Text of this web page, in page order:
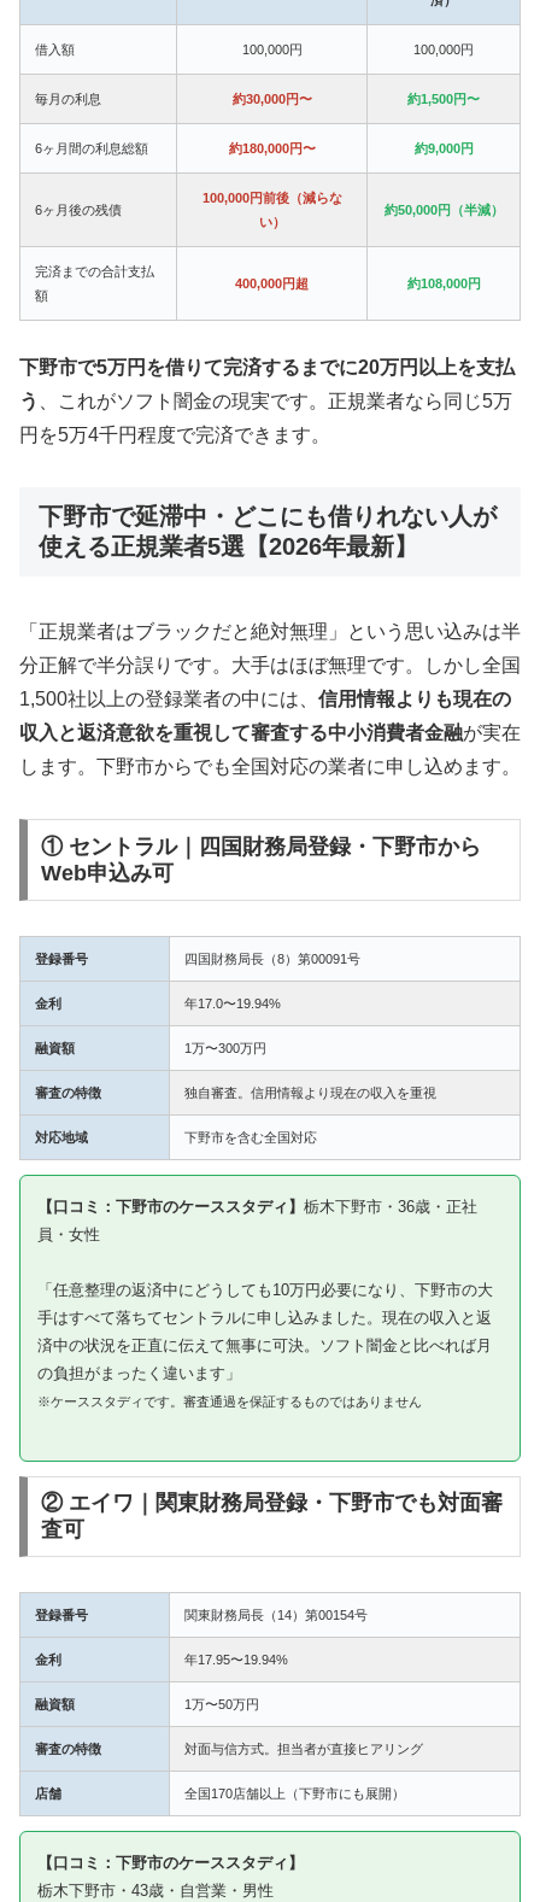
借入額 100,000円 100,000円
毎月の利息 約30,000円〜 約1,500円〜
6ヶ月間の利息総額 約180,000円〜 約9,000円
6ヶ月後の残債
100,000円前後（減らな
い）
約50,000円（半減）
完済までの合計支払
額
400,000円超 約108,000円
下野市で5万円を借りて完済するまでに20万円以上を支払
う
、これがソフト闇金の現実です。正規業者なら同じ5万
円を5万4千円程度で完済できます。
下野市で延滞中・どこにも借りれない人が
使える正規業者5選【2026年最新】
「正規業者はブラックだと絶対無理」という思い込みは半
分正解で半分誤りです。大手はほぼ無理です。しかし全国
1,500社以上の登録業者の中には、 信用情報よりも現在の
収入と返済意欲を重視して審査する中小消費者金融が実在
します。下野市からでも全国対応の業者に申し込めます。
① セントラル｜四国財務局登録・下野市から
Web申込み可
登録番号 四国財務局長（8）第00091号
金利 年17.0〜19.94%
融資額 1万〜300万円
審査の特徴 独自審査。信用情報より現在の収入を重視
対応地域 下野市を含む全国対応
【口コミ：下野市のケーススタディ】 栃木下野市・36歳・正社
員・女性
「任意整理の返済中にどうしても10万円必要になり、下野市の大
手はすべて落ちてセントラルに申し込みました。現在の収入と返
済中の状況を正直に伝えて無事に可決。ソフト闇金と比べれば月
の負担がまったく違います」
※ケーススタディです。審査通過を保証するものではありません
② エイワ｜関東財務局登録・下野市でも対面審
査可
登録番号 関東財務局長（14）第00154号
金利 年17.95〜19.94%
融資額 1万〜50万円
審査の特徴 対面与信方式。担当者が直接ヒアリング
店舗 全国170店舗以上（下野市にも展開）
【口コミ：下野市のケーススタディ】
栃木下野市・43歳・自営業・男性